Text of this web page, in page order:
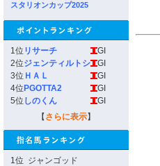
スタリオンカップ2025
1位 リサーチ
GI
2位ジェンティルトシ
GI
3位 ＨＡＬ
GI
4位 PGOTTA2
GI
5位 しのくん
GI
【 さらに表示】
1位 ジャンゴッド